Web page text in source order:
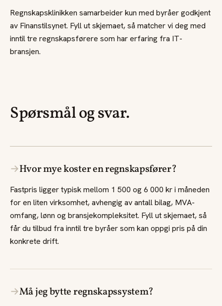
Regnskapsklinikken samarbeider kun med byråer godkjent
av Finanstilsynet. Fyll ut skjemaet, så matcher vi deg med
inntil tre regnskapsførere som har erfaring fra IT-
bransjen.
Spørsmål og svar.
→Hvor mye koster en regnskapsfører?
Fastpris ligger typisk mellom 1 500 og 6 000 kr i måneden
for en liten virksomhet, avhengig av antall bilag, MVA-
omfang, lønn og bransjekompleksitet. Fyll ut skjemaet, så
får du tilbud fra inntil tre byråer som kan oppgi pris på din
konkrete drift.
→Må jeg bytte regnskapssystem?